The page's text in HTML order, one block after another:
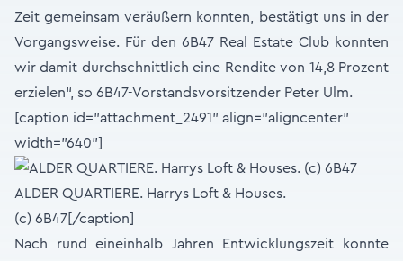
Zeit gemeinsam veräußern konnten, bestätigt uns in der
Vorgangsweise. Für den 6B47 Real Estate Club konnten
wir damit durchschnittlich eine Rendite von 14,8 Prozent
erzielen“, so 6B47-Vorstandsvorsitzender Peter Ulm.
[caption id="attachment_2491" align="aligncenter"
width="640"]
ALDER QUARTIERE. Harrys Loft & Houses.
(c) 6B47[/caption]
Nach rund eineinhalb Jahren Entwicklungszeit konnte